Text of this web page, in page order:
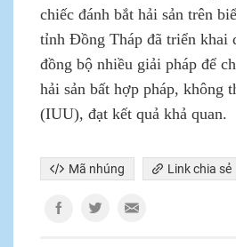
chiếc đánh bắt hải sản trên
tỉnh Đồng Tháp đã triển khai
đồng bộ nhiều giải pháp để
hải sản bất hợp pháp, không
(IUU), đạt kết quả khả quan.
Mã nhúng Link chia sẻ